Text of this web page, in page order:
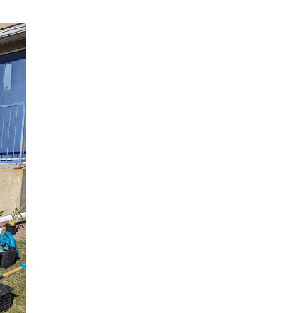
Stop – Voyageur Drive
Local Branch Sponsor]